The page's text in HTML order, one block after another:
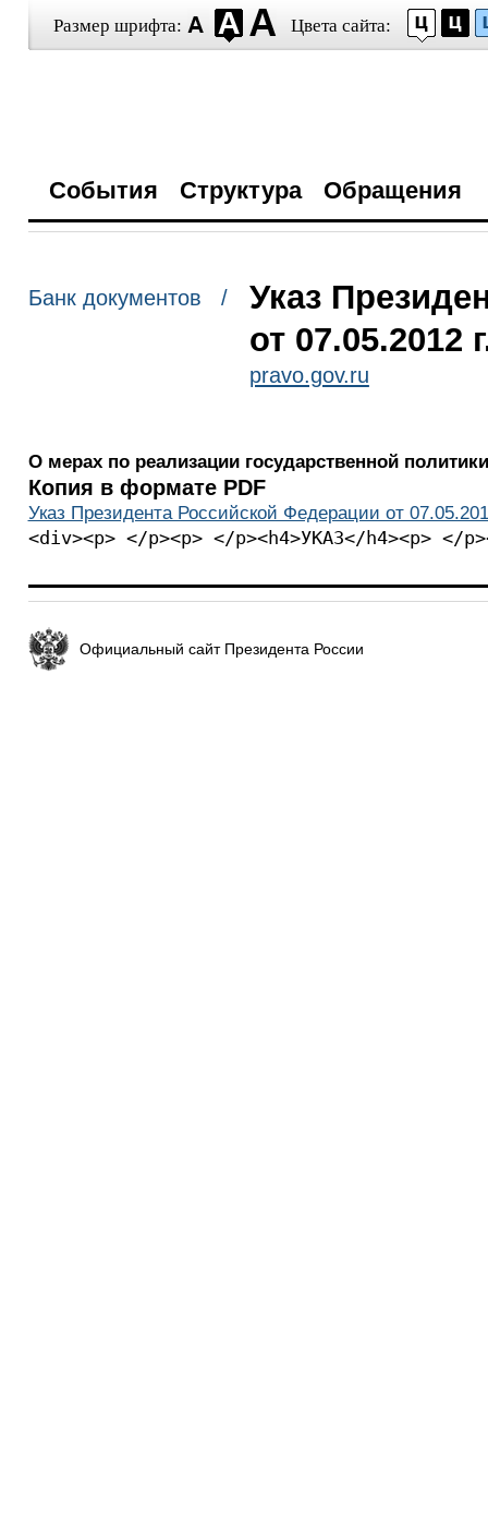
Размер шрифта: Цвета сайта:
События Структура Обращения
Банк документов /
Указ
от 07.05.2012
pravo.gov.ru
О мерах по реализации государственной
Копия в формате PDF
Указ Президента Российской Федерации от
<div><p> </p><p> </p><h4>УКАЗ</h4><p> </
Официальный сайт Президента России